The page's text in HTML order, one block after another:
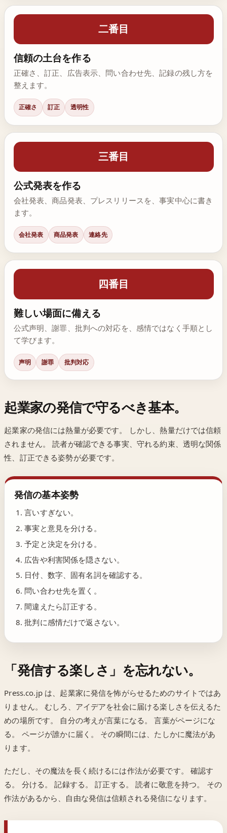
二番目
信頼の土台を作る
正確さ、訂正、広告表示、問い合わせ先、記録の残し方を
整えます。
正確さ 訂正 透明性
三番目
公式発表を作る
会社発表、商品発表、プレスリリースを、事実中心に書き
ます。
会社発表 商品発表 連絡先
四番目
難しい場面に備える
公式声明、謝罪、批判への対応を、感情ではなく手順とし
て学びます。
声明 謝罪 批判対応
起業家の発信で守るべき基本。
起業家の発信には熱量が必要です。 しかし、熱量だけでは信頼
されません。 読者が確認できる事実、守れる約束、透明な関係
性、訂正できる姿勢が必要です。
発信の基本姿勢
言いすぎない。
事実と意見を分ける。
予定と決定を分ける。
広告や利害関係を隠さない。
日付、数字、固有名詞を確認する。
問い合わせ先を置く。
間違えたら訂正する。
批判に感情だけで返さない。
「発信する楽しさ」を忘れない。
Press.co.jp は、起業家に発信を怖がらせるためのサイトではあ
りません。 むしろ、アイデアを社会に届ける楽しさを伝えるた
めの場所です。 自分の考えが言葉になる。 言葉がページにな
る。 ページが誰かに届く。 その瞬間には、たしかに魔法があ
ります。
ただし、その魔法を長く続けるには作法が必要です。 確認す
る。 分ける。 記録する。 訂正する。 読者に敬意を持つ。 その
作法があるから、自由な発信は信頼される発信になります。